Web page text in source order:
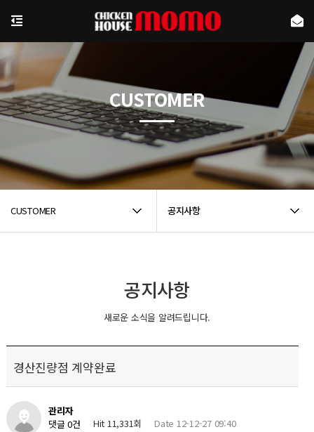
CUSTOMER 공지사항
CUSTOMER
공지사항
새로운 소식을 알려드립니다.
경산진량점 계약완료
관리자
댓글 0건
Hit 11,331회 Date 12-12-27 09:40